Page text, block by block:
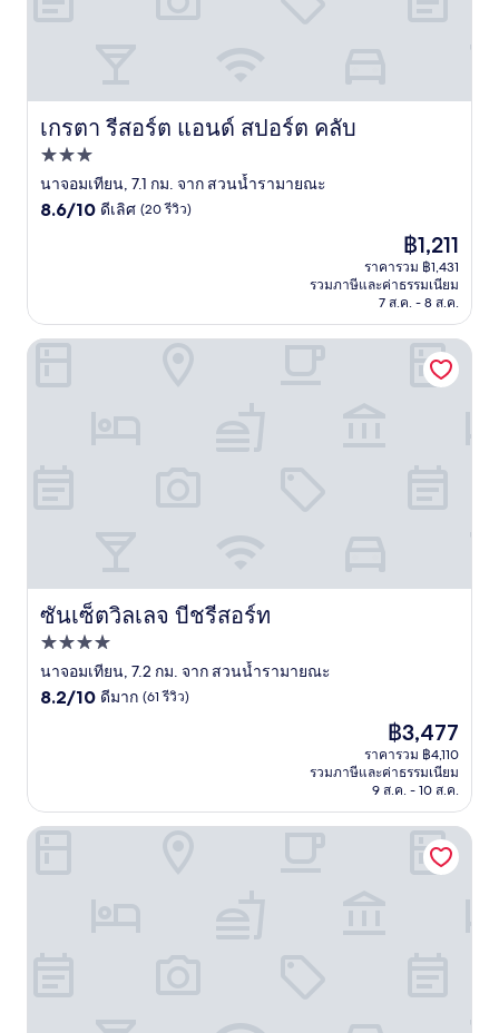
เกรตา รีสอร์ต แอนด์ สปอร์ต คลับ
เกรตา รีสอร์ต แอนด์ สปอร์ต คลับ
ที่พัก
3.0
ดาว
นาจอมเทียน, 7.1 กม. จาก สวนน้ำรามายณะ
8.6
รีวิว)
8.6/10 ดีเลิศ (20 รีวิว)
ราคา
ปัจจุบัน
คือ
฿1,211
฿1,211
ราคารวม ฿1,431
รวมภาษีและค่าธรรมเนียม
7 ส.ค. - 8 ส.ค.
ซันเซ็ตวิลเลจ บีชรีสอร์ท
ซันเซ็ตวิลเลจ บีชรีสอร์ท
ที่พัก
4.0
ดาว
นาจอมเทียน, 7.2 กม. จาก สวนน้ำรามายณะ
8.2
รีวิว)
8.2/10 ดีมาก (61 รีวิว)
ราคา
ปัจจุบัน
คือ
฿3,477
฿3,477
ราคารวม ฿4,110
รวมภาษีและค่าธรรมเนียม
9 ส.ค. - 10 ส.ค.
ซันเซ็ตวิลเลจ บีชรีสอร์ท
จังเกิ้ล มูน บูทีค โฮมสเตย์